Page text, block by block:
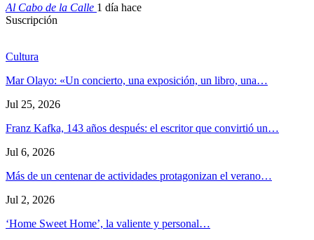
Al Cabo de la Calle 1 día hace
Suscripción
Cultura
Mar Olayo: «Un concierto, una exposición, un libro, una…
Jul 25, 2026
Franz Kafka, 143 años después: el escritor que convirtió un…
Jul 6, 2026
Más de un centenar de actividades protagonizan el verano…
Jul 2, 2026
‘Home Sweet Home’, la valiente y personal…